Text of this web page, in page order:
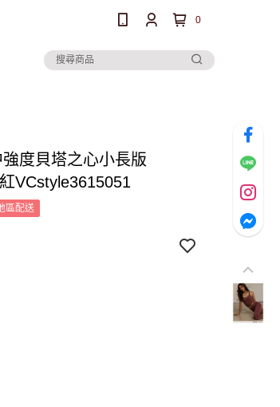
0
度貝塔之心小長版
VCstyle3615051
區配送